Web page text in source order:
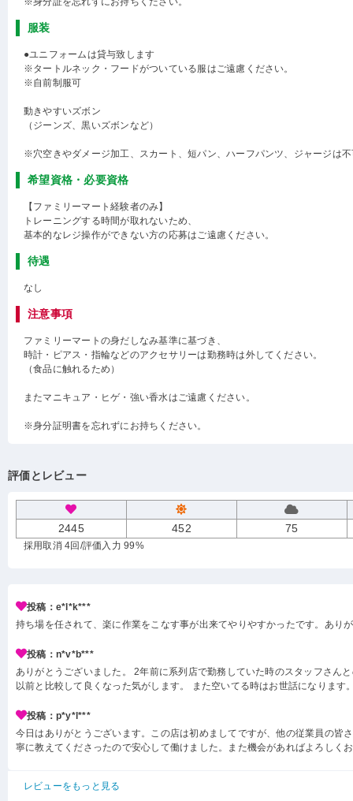
服装
●ユニフォームは貸与致します
※タートルネック・フードがついている服はご遠慮ください。
※自前制服可
動きやすいズボン
（ジーンズ、黒いズボンなど）
※穴空きやダメージ加工、スカート、短パン、ハーフパンツ、ジャージは
希望資格・必要資格
【ファミリーマート経験者のみ】
トレーニングする時間が取れないため、
基本的なレジ操作ができない方の応募はご遠慮ください。
待遇
なし
注意事項
ファミリーマートの身だしなみ基準に基づき、
時計・ピアス・指輪などのアクセサリーは勤務時は外してください。
（食品に触れるため）
またマニキュア・ヒゲ・強い香水はご遠慮ください。
※身分証明書を忘れずにお持ちください。
評価とレビュー
2445 452 75
採用取消 4回 /評価入力 99%
投稿：e*l*k***
持ち場を任されて、楽に作業をこなす事が出来てやりやすかったです。あり
投稿：n*v*b***
ありがとうございました。 2年前に系列店で勤務していた時のスタッフさん
以前と比較して良くなった気がします。 また空いてる時はお世話になります
投稿：p*y*l***
今日はありがとうございます。この店は初めましてですが、他の従業員の皆
寧に教えてくださったので安心して働けました。また機会があればよろしく
レビューをもっと見る